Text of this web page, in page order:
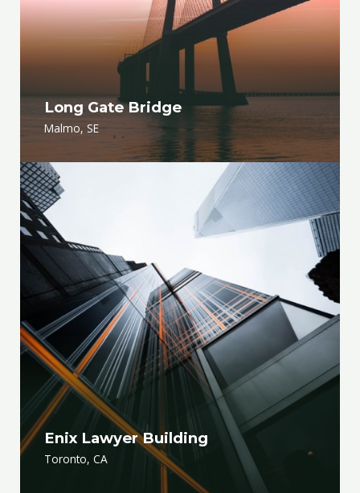
Long Gate Bridge
Malmo, SE
Enix Lawyer Building
Toronto, CA